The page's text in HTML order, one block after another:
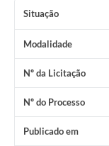
Situação
Modalidade
Nº da Licitação
Nº do Processo
Publicado em